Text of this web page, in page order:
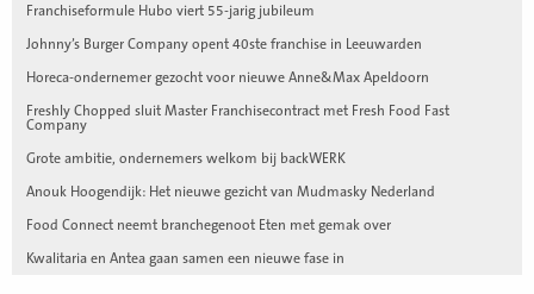
Franchiseformule Hubo viert 55-jarig jubileum
Johnny’s Burger Company opent 40ste franchise in Leeuwarden
Horeca-ondernemer gezocht voor nieuwe Anne&Max Apeldoorn
Freshly Chopped sluit Master Franchisecontract met Fresh Food Fast
Company
Grote ambitie, ondernemers welkom bij backWERK
Anouk Hoogendijk: Het nieuwe gezicht van Mudmasky Nederland
Food Connect neemt branchegenoot Eten met gemak over
Kwalitaria en Antea gaan samen een nieuwe fase in